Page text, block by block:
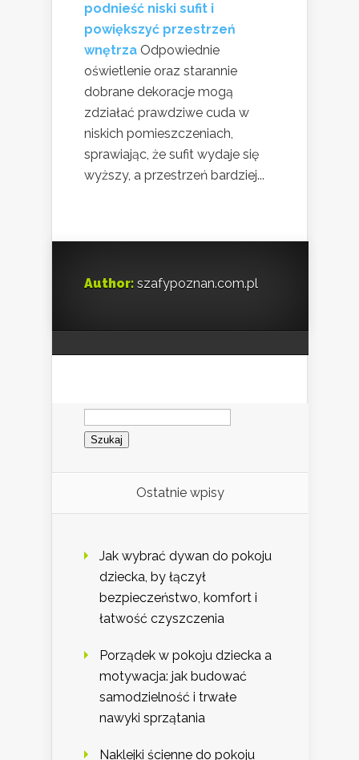
podnieść niski sufit i
powiększyć przestrzeń
wnętrza Odpowiednie
oświetlenie oraz starannie
dobrane dekoracje mogą
zdziałać prawdziwe cuda w
niskich pomieszczeniach,
sprawiając, że sufit wydaje się
wyższy, a przestrzeń bardziej...
Author: szafypoznan.com.pl
Szukaj:
Ostatnie wpisy
Jak wybrać dywan do pokoju
dziecka, by łączył
bezpieczeństwo, komfort i
łatwość czyszczenia
Porządek w pokoju dziecka a
motywacja: jak budować
samodzielność i trwałe
nawyki sprzątania
Naklejki ścienne do pokoju